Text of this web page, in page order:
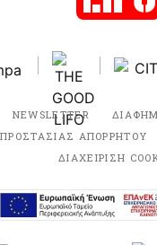
NEWSLETTER
ΑΠΟΡΡΗΤΟΥ
ΔΙΑΧΕΙΡΙΣΗ